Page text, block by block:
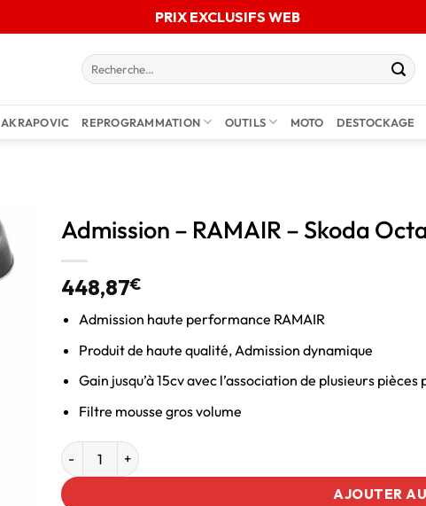
PRIX EXCLUSIFS WEB
AKRAPOVIC REPROGRAMMATION OUTILS MOTO DESTOCKAGE
Admission – RAMAIR – Skoda
448,87€
Admission haute performance RAMAIR
Produit de haute qualité, Admission dynamique
Gain jusqu’à 15cv avec l’association de plusieurs
Filtre mousse gros volume
AJOUTER